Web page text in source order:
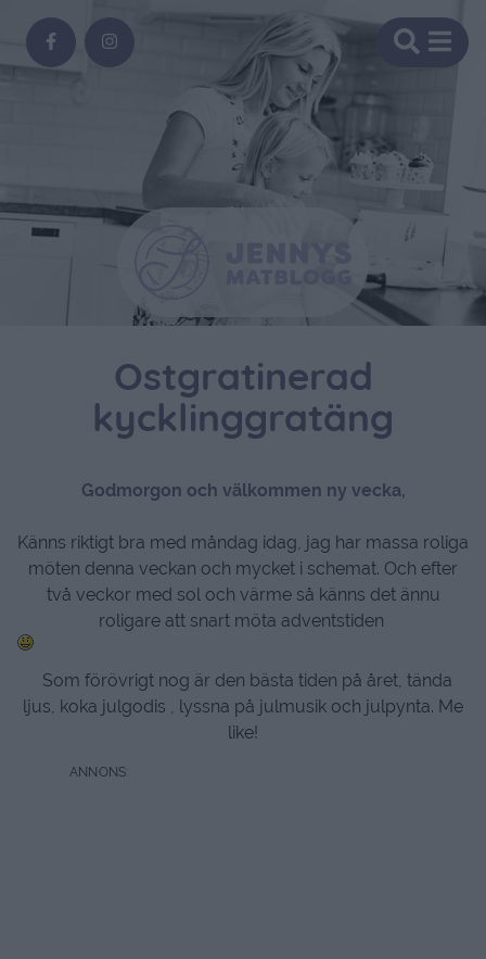
Ostgratinerad
kycklinggratäng
Godmorgon och välkommen ny vecka,
Känns riktigt bra med måndag idag, jag har massa roliga
möten denna veckan och mycket i schemat. Och efter
två veckor med sol och värme så känns det ännu
roligare att snart möta adventstiden
Som förövrigt nog är den bästa tiden på året, tända
ljus, koka julgodis , lyssna på julmusik och julpynta. Me
like!